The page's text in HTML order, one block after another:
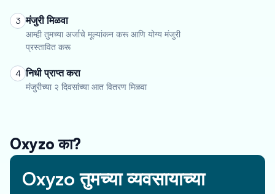
3 मंजुरी मिळवा
आम्ही तुमच्या अर्जाचे मूल्यांकन करू आणि योग्य मंजुरी
प्रस्तावित करू
4 निधी प्राप्त करा
मंजुरीच्या २ दिवसांच्या आत वितरण मिळवा
Oxyzo का?
Oxyzo तुमच्या व्यवसायाच्या